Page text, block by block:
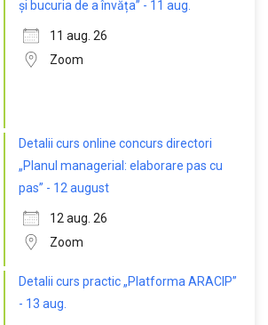
și bucuria de a învăța” - 11 aug.
11 aug. 26
Zoom
Detalii curs online concurs directori
„Planul managerial: elaborare pas cu
pas” - 12 august
12 aug. 26
Zoom
Detalii curs practic „Platforma ARACIP”
- 13 aug.